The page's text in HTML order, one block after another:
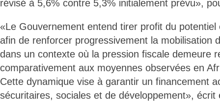
révisé à 5,6% contre 5,3% initialement prévu»,
«Le Gouvernement entend tirer profit du potentiel
afin de renforcer progressivement la mobilisation
dans un contexte où la pression fiscale demeure
comparativement aux moyennes observées en
Cette dynamique vise à garantir un financement
sécuritaires, sociales et de développement», écrit